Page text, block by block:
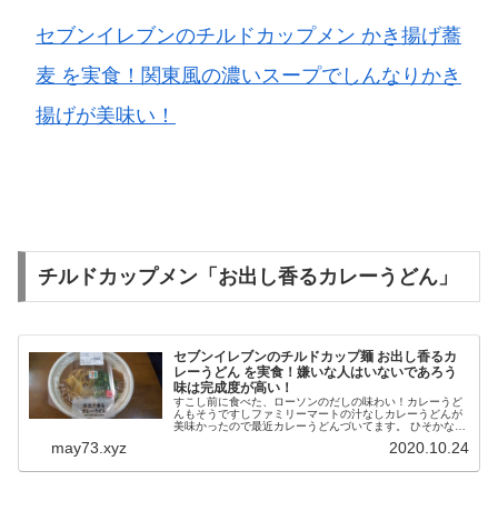
セブンイレブンのチルドカップメン かき揚げ蕎
麦 を実食！関東風の濃いスープでしんなりかき
揚げが美味い！
チルドカップメン「お出し香るカレーうどん」
セブンイレブンのチルドカップ麺 お出し香るカ
レーうどん を実食！嫌いな人はいないであろう
味は完成度が高い！
すこし前に食べた、ローソンのだしの味わい！カレーうど
んもそうですしファミリーマートの汁なしカレーうどんが
美味かったので最近カレーうどんづいてます。 ひそかな楽
may73.xyz 2020.10.24